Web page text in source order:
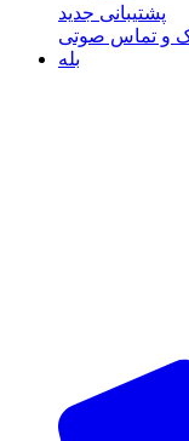
پشتیبانی جدید
و تماس صوتی
بله